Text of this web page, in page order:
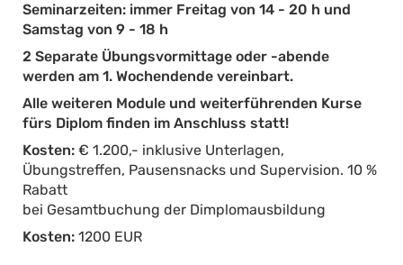
Seminarzeiten: immer Freitag von 14 - 20 h und
Samstag von 9 - 18 h
2 Separate Übungsvormittage oder -abende
werden am 1. Wochendende vereinbart.
Alle weiteren Module und weiterführenden Kurse
fürs Diplom finden im Anschluss statt!
Kosten:€ 1.200,- inklusive Unterlagen,
Übungstreffen, Pausensnacks und Supervision. 10 %
Rabatt
bei Gesamtbuchung der Dimplomausbildung
Kosten:1200 EUR